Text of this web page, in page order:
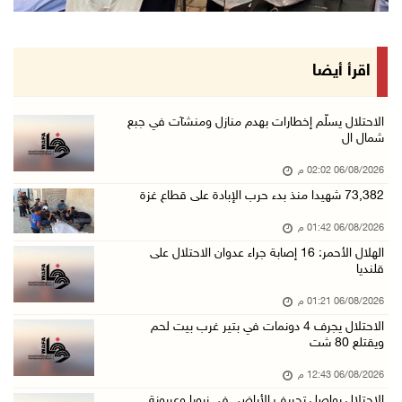
سفارة فلسطين في عُمان تكرم الطلبة المتفوقين م ...
الهلال الأحمر: 16 إصابة جراء عدوان الاحتلال ع ...
الحسيني يبحث مع ممثلة الهند لدى دولة فلسطين ت ...
إنجاز فلسطين تطلق معرض "Eco-Expo 2026" تتويجا ...
الاحتلال يجرف 4 دونمات في بتير غرب بيت لحم وي ...
06/آب/2026 12:43 م
"التعاون الإسلامي" تدين عدوان الاحتلال على مخ ...
06/آب/2026 12:31 م
اقرأ أيضا
الاحتلال يسلّم إخطارات بهدم منازل ومنشآت في جبع
شمال ال
06/08/2026 02:02 م
73,382 شهيدا منذ بدء حرب الإبادة على قطاع غزة
06/08/2026 01:42 م
الهلال الأحمر: 16 إصابة جراء عدوان الاحتلال على
قلنديا
06/08/2026 01:21 م
الاحتلال يجرف 4 دونمات في بتير غرب بيت لحم
ويقتلع 80 شت
06/08/2026 12:43 م